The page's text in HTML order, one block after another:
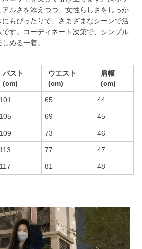
ルさを添えつつ、女性らしさをしっか
もぴったりで、さまざまなシーンで活
す。コーディネート次第で、シンプル
める一着。
バスト
(cm)
ウエスト
(cm)
肩幅
(cm)
101 65 44
105 69 45
109 73 46
113 77 47
117 81 48